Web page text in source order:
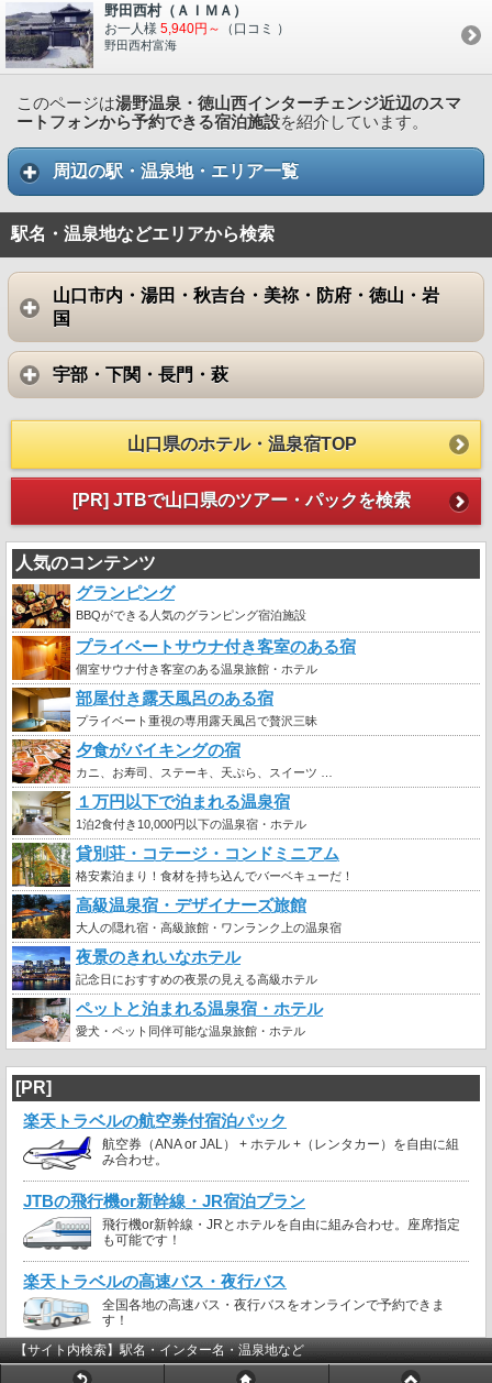
野田西村（ＡＩＭＡ）
お一人様 5,940円～ （口コミ ）
野田西村富海
このページは湯野温泉・徳山西インターチェンジ近辺のスマ
ートフォンから予約できる宿泊施設を紹介しています。
周辺の駅・温泉地・エリア一覧
駅名・温泉地などエリアから検索
山口市内・湯田・秋吉台・美祢・防府・徳山・岩
国
宇部・下関・長門・萩
山口県のホテル・温泉宿TOP
[PR] JTBで山口県のツアー・パックを検索
人気のコンテンツ
グランピング
BBQができる人気のグランピング宿泊施設
プライベートサウナ付き客室のある宿
個室サウナ付き客室のある温泉旅館・ホテル
部屋付き露天風呂のある宿
プライベート重視の専用露天風呂で贅沢三昧
夕食がバイキングの宿
カニ、お寿司、ステーキ、天ぷら、スイーツ …
１万円以下で泊まれる温泉宿
1泊2食付き10,000円以下の温泉宿・ホテル
貸別荘・コテージ・コンドミニアム
格安素泊まり！食材を持ち込んでバーベキューだ！
高級温泉宿・デザイナーズ旅館
大人の隠れ宿・高級旅館・ワンランク上の温泉宿
夜景のきれいなホテル
記念日におすすめの夜景の見える高級ホテル
ペットと泊まれる温泉宿・ホテル
愛犬・ペット同伴可能な温泉旅館・ホテル
[PR]
楽天トラベルの航空券付宿泊パック
航空券（ANA or JAL） + ホテル +（レンタカー）を自由に組
み合わせ。
JTBの飛行機or新幹線・JR宿泊プラン
飛行機or新幹線・JRとホテルを自由に組み合わせ。座席指定
も可能です！
楽天トラベルの高速バス・夜行バス
全国各地の高速バス・夜行バスをオンラインで予約できま
す！
【サイト内検索】駅名・インター名・温泉地など